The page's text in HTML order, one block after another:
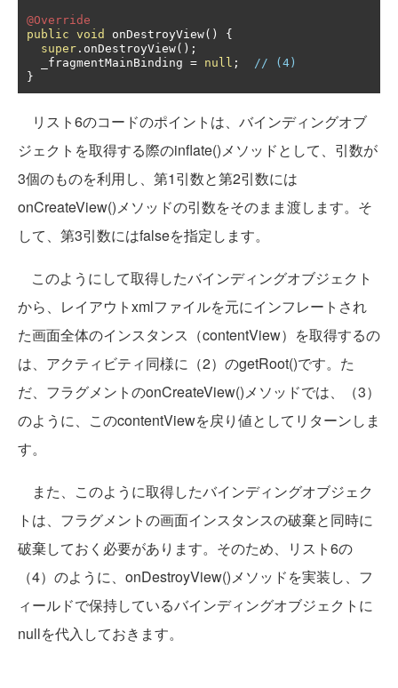
@Override
public void onDestroyView()
{
super . onDestroyView();
  _fragmentMainBinding
= null ;
// (4)
}
リスト6のコードのポイントは、バインディングオブ
ジェクトを取得する際のinflate()メソッドとして、引数が
3個のものを利用し、第1引数と第2引数には
onCreateView()メソッドの引数をそのまま渡します。そ
して、第3引数にはfalseを指定します。
このようにして取得したバインディングオブジェクト
から、レイアウトxmlファイルを元にインフレートされ
た画面全体のインスタンス（contentView）を取得するの
は、アクティビティ同様に（2）のgetRoot()です。た
だ、フラグメントのonCreateView()メソッドでは、（3）
のように、このcontentViewを戻り値としてリターンしま
す。
また、このように取得したバインディングオブジェク
トは、フラグメントの画面インスタンスの破棄と同時に
破棄しておく必要があります。そのため、リスト6の
（4）のように、onDestroyView()メソッドを実装し、フ
ィールドで保持しているバインディングオブジェクトに
nullを代入しておきます。